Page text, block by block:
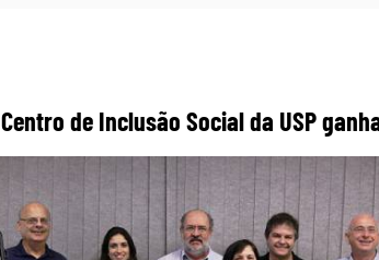
Centro de Inclusão Social da USP